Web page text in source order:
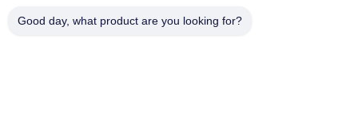
Good day, what product are you looking for?